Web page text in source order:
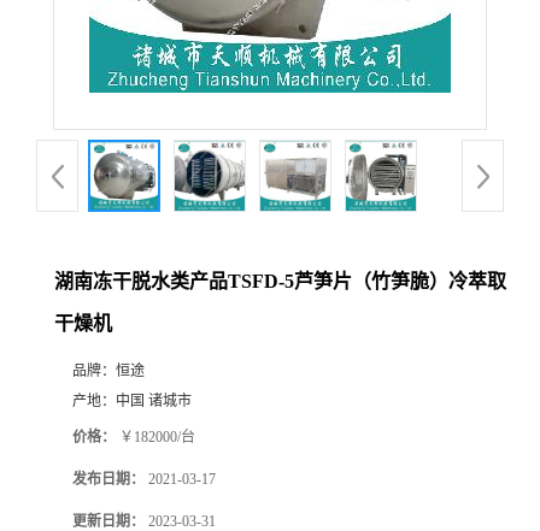
湖南冻干脱水类产品TSFD-5芦笋片（竹笋脆）冷萃取
干燥机
品牌： 恒途
产地： 中国 诸城市
价格： ￥182000/台
发布日期： 2021-03-17
更新日期： 2023-03-31